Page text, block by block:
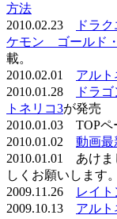
方法
2010.02.23
ドラ
ケモン ゴールド
載。
2010.02.01 アルト
2010.01.28
ドラ
トネリコ3が発売
2010.01.03 TOPペ
2010.01.02 動画最
2010.01.01 あけま
しくお願いします。
2009.11.26
レイ
2009.10.13 アルト